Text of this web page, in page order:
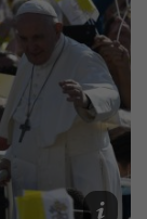
foto
Vatican
News,
TASR/
Kapusta